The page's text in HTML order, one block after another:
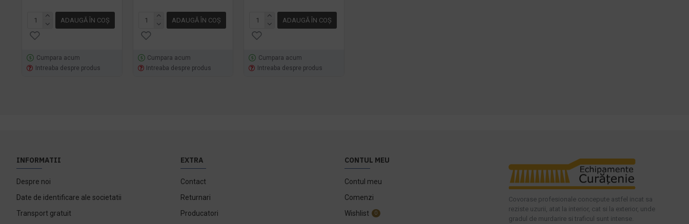
ADAUGĂ ÎN COŞ
Cumpara acum
Intreaba despre produs
ADAUGĂ ÎN COŞ
Cumpara acum
Intreaba despre produs
ADAUGĂ ÎN COŞ
Cumpara acum
Intreaba despre produs
INFORMATII
Despre noi
Date de identificare ale societatii
Transport gratuit
EXTRA
Contact
Returnari
Producatori
CONTUL MEU
Contul meu
Comenzi
Wishlist
0
Covorase profesionale concepute astfel incat sa
reziste uzurii, atat la interior, cat si la exterior, unde
gradul de murdarire si traficul sunt intense.